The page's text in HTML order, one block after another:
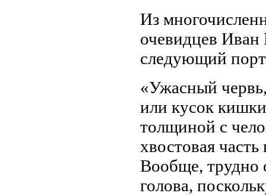
Из
очевидцев Иван
следующий
«Ужасный
или кусок
толщиной с
хвостовая
Вообще, трудно
голова,